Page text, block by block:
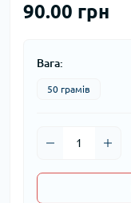
90.00 грн
Вага:
50 грамів